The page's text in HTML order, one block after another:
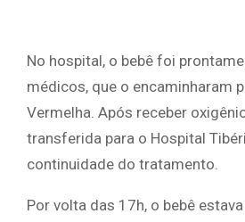
No hospital, o bebê foi
médicos, que o encaminharam
Vermelha. Após receber
transferida para o Hospital
continuidade do tratamento.
Por volta das 17h, o bebê